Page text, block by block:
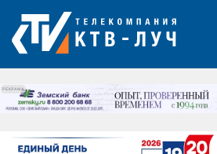
РЕКЛАМА